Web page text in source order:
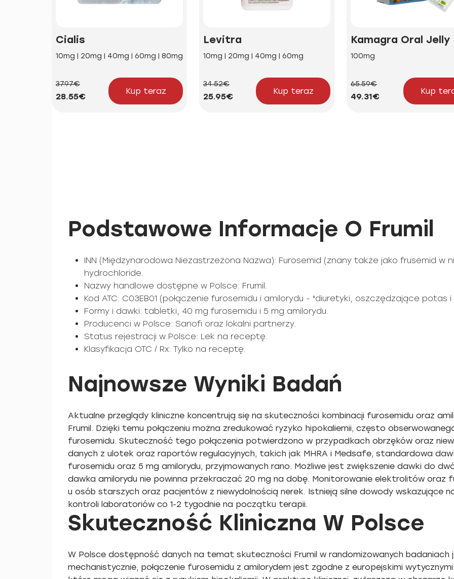
Cialis
10mg | 20mg | 40mg | 60mg | 80mg
37.97€
28.55€
Kup teraz
Levitra
10mg | 20mg | 40mg | 60mg
34.52€
25.95€
Kup teraz
Kamagra Oral Jelly
100mg
65.59€
49.31€
Kup
Podstawowe Informacje O Frumil
INN (Międzynarodowa Niezastrzeżona Nazwa): Furosemid (znany także jako frusemid w
hydrochloride.
Nazwy handlowe dostępne w Polsce: Frumil.
Kod ATC: C03EB01 (połączenie furosemidu i amilorydu - "diuretyki, oszczędzające potas i
Formy i dawki: tabletki, 40 mg furosemidu i 5 mg amilorydu.
Producenci w Polsce: Sanofi oraz lokalni partnerzy.
Status rejestracji w Polsce: Lek na receptę.
Klasyfikacja OTC / Rx: Tylko na receptę.
Najnowsze Wyniki Badań
Aktualne przeglądy kliniczne koncentrują się na skuteczności kombinacji furosemidu oraz
Frumil. Dzięki temu połączeniu można zredukować ryzyko hipokaliemii, często
furosemidu. Skuteczność tego połączenia potwierdzono w przypadkach obrzęków oraz
danych z ulotek oraz raportów regulacyjnych, takich jak MHRA i Medsafe, standardowa
furosemidu oraz 5 mg amilorydu, przyjmowanych rano. Możliwe jest zwiększenie dawki do
dawka amilorydu nie powinna przekraczać 20 mg na dobę. Monitorowanie elektrolitów oraz
u osób starszych oraz pacjentów z niewydolnością nerek. Istnieją silne dowody wskazujące
kontroli laboratoriów co 1-2 tygodnie na początku terapii.
Skuteczność Kliniczna W Polsce
W Polsce dostępność danych na temat skuteczności Frumil w randomizowanych badaniach
mechanistycznie, połączenie furosemidu z amilorydem jest zgodne z europejskimi